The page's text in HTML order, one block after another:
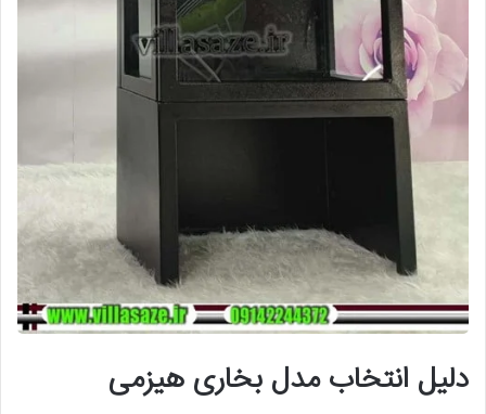
دلیل انتخاب مدل بخاری هیزمی